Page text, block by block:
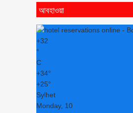
আবহাওয়া
+32
°
C
+34°
+25°
Sylhet
Monday, 10